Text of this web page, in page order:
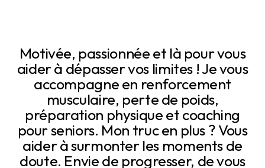
Motivée, passionnée et là pour vous
aider à dépasser vos limites ! Je vous
accompagne en renforcement
musculaire, perte de poids,
préparation physique et coaching
pour seniors. Mon truc en plus ? Vous
aider à surmonter les moments de
doute. Envie de progresser, de vous